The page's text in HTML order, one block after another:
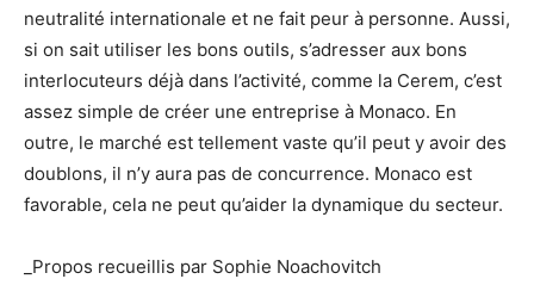
neutralité internationale et ne fait peur à personne. Aussi,
si on sait utiliser les bons outils, s’adresser aux bons
interlocuteurs déjà dans l’activité, comme la Cerem, c’est
assez simple de créer une entreprise à Monaco. En
outre, le marché est tellement vaste qu’il peut y avoir des
doublons, il n’y aura pas de concurrence. Monaco est
favorable, cela ne peut qu’aider la dynamique du secteur.
_Propos recueillis par Sophie Noachovitch